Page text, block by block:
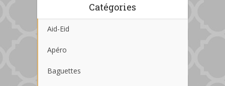
Catégories
Aid-Eid
Apéro
Baguettes